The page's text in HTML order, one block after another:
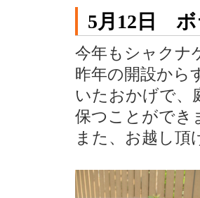
5月12日 ボ
今年もシャクナ
昨年の開設から
いたおかげで、
保つことができ
また、お越し頂